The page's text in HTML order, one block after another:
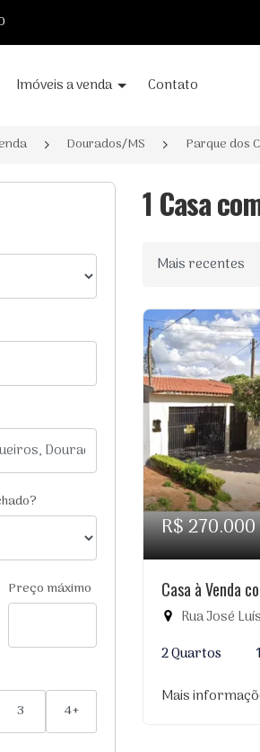
Imóveis a venda Contato
Dourados/MS Parque dos
Preço máximo
3 4+
1 Casa
Ordenar por
R$ 270.000
Casa à Venda
Rua José Luís
2 Quartos
Mais